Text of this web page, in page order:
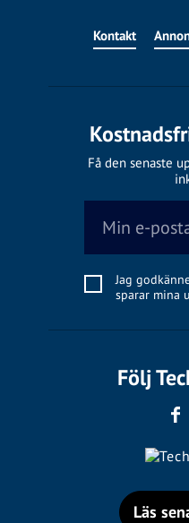
Kontakt
Få den senaste
Jag
sparar mina
Följ
Läs